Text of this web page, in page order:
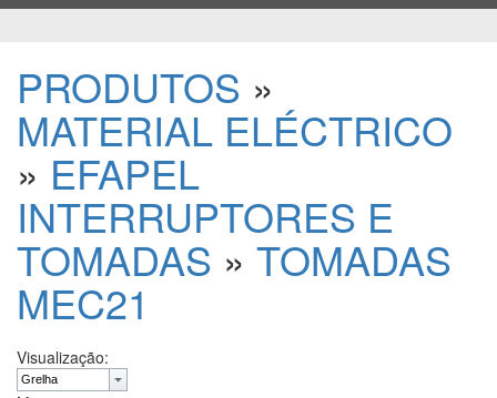
PRODUTOS »
MATERIAL ELÉCTRICO
» EFAPEL
INTERRUPTORES E
TOMADAS » TOMADAS
MEC21
Visualização: